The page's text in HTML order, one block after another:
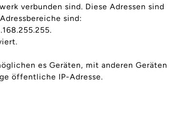
verbunden sind. Diese Adressen sind
sind:
es Geräten, mit anderen Geräten
öffentliche IP-Adresse.